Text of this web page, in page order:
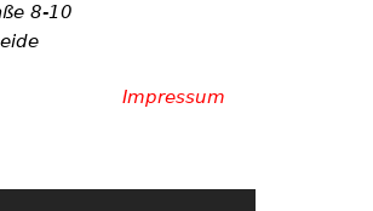
8-10
Impressum